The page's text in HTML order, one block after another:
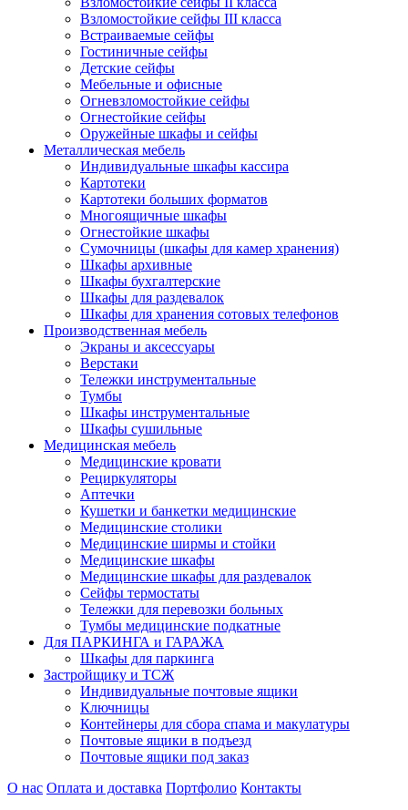
Взломостойкие сейфы III класса
Встраиваемые сейфы
Гостиничные сейфы
Детские сейфы
Мебельные и офисные
Огневзломостойкие сейфы
Огнестойкие сейфы
Оружейные шкафы и сейфы
Металлическая мебель
Индивидуальные шкафы кассира
Картотеки
Картотеки больших форматов
Многоящичные шкафы
Огнестойкие шкафы
Сумочницы (шкафы для камер хранения)
Шкафы архивные
Шкафы бухгалтерские
Шкафы для раздевалок
Шкафы для хранения сотовых телефонов
Производственная мебель
Экраны и аксессуары
Верстаки
Тележки инструментальные
Тумбы
Шкафы инструментальные
Шкафы сушильные
Медицинская мебель
Медицинские кровати
Рециркуляторы
Аптечки
Кушетки и банкетки медицинские
Медицинские столики
Медицинские ширмы и стойки
Медицинские шкафы
Медицинские шкафы для раздевалок
Сейфы термостаты
Тележки для перевозки больных
Тумбы медицинские подкатные
Для ПАРКИНГА и ГАРАЖА
Шкафы для паркинга
Застройщику и ТСЖ
Индивидуальные почтовые ящики
Ключницы
Контейнеры для сбора спама и макулатуры
Почтовые ящики в подъезд
Почтовые ящики под заказ
О нас Оплата и доставка Портфолио Контакты